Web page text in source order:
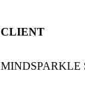
CLIENT
MINDSPARKLE